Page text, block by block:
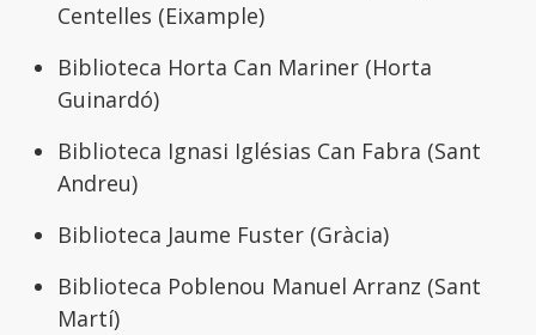
Centelles (Eixample)
Biblioteca Horta Can Mariner (Horta
Guinardó)
Biblioteca Ignasi Iglésias Can Fabra (Sant
Andreu)
Biblioteca Jaume Fuster (Gràcia)
Biblioteca Poblenou Manuel Arranz (Sant
Martí)